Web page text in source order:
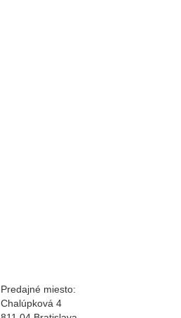
Predajné miesto:
Chalúpková 4